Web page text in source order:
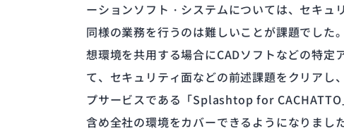
ーションソフト・システムについては、セキ
同様の業務を行うのは難しいことが課題でし
想環境を共用する場合にCADソフトなどの特
て、セキュリティ面などの前述課題をクリア
プサービスである「Splashtop for CACHATTO
含め全社の環境をカバーできるようになりま